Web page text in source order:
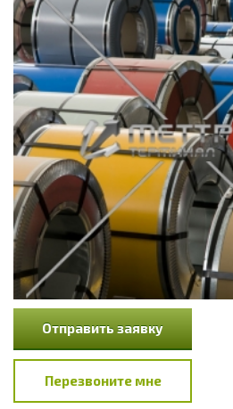
Отправить заявку
Перезвоните мне